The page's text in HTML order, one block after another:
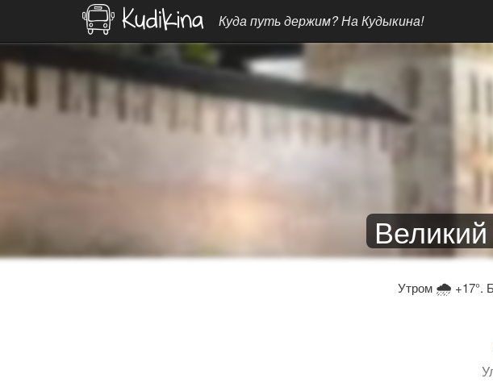
Куда путь держим? На Кудыкина!
Утром 🌧 +17°.